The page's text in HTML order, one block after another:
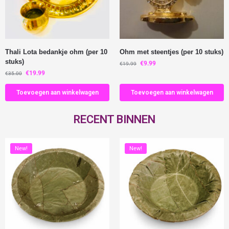
Thali Lota bedankje ohm (per 10
stuks)
€35.00 €19.99
Toevoegen aan winkelwagen
Ohm met steentjes (per 10 stuks)
€19.99 €9.99
Toevoegen aan winkelwagen
RECENT BINNEN
New! New!